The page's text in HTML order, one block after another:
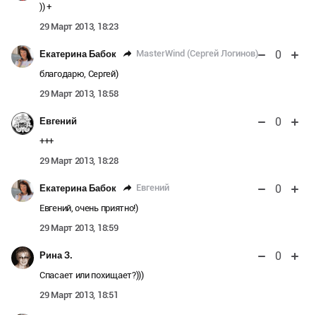
)) +
29 Март 2013, 18:23
Екатерина Бабок MasterWind (Сергей Логинов) 0
благодарю, Сергей)
29 Март 2013, 18:58
Евгений 0
+++
29 Март 2013, 18:28
Екатерина Бабок Евгений 0
Евгений, очень приятно!)
29 Март 2013, 18:59
Рина З. 0
Спасает или похищает?)))
29 Март 2013, 18:51